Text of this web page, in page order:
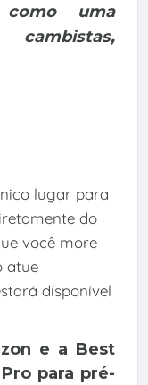
como uma
lugar para
do
você more
atue
disponível
e a Best
para pré-